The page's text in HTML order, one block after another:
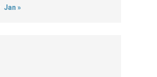
Jan »